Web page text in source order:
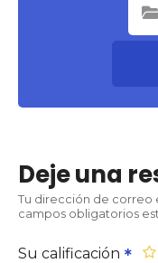
Deje una
Tu dirección de correo
campos obligatorios
Su calificación